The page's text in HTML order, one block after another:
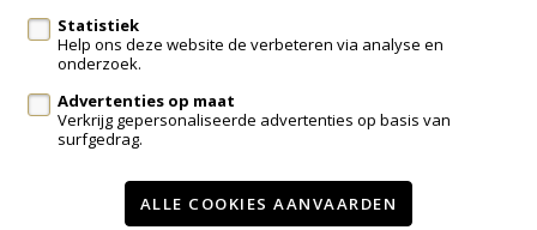
Te koop Te huur
Contact
Wijzig cookie voorkeuren
voorwaarden privacy powered by Whise
Statistiek
Help ons deze website de verbeteren via analyse en
onderzoek.
Advertenties op maat
Verkrijg gepersonaliseerde advertenties op basis van
surfgedrag.
ALLE COOKIES AANVAARDEN